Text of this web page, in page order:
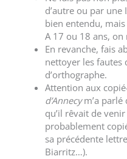
d’autre ou par une
bien entendu, mais
A 17 ou 18 ans, on
En revanche, fais
nettoyer les fautes
d’orthographe.
Attention aux
d’Annecym’a parlé
qu’il rêvait de
probablement
sa précédente
Biarritz…).